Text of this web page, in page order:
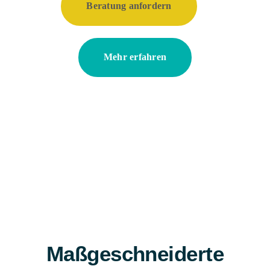
Beratung anfordern
Mehr erfahren
Maßgeschneiderte